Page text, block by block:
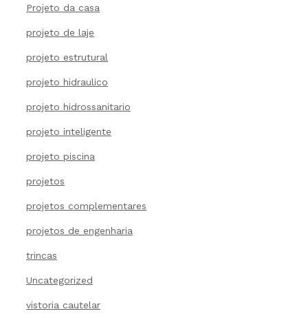
Projeto da casa
projeto de laje
projeto estrutural
projeto hidraulico
projeto hidrossanitario
projeto inteligente
projeto piscina
projetos
projetos complementares
projetos de engenharia
trincas
Uncategorized
vistoria cautelar